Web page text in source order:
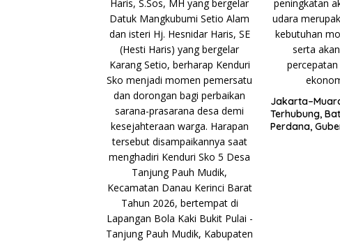
Terhubung,
Perdana,